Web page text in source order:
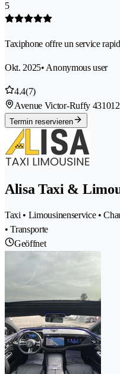
5
Taxiphone offre un service
Okt. 2025• Anonymous user
4.4(7)
Avenue Victor-Ruffy 43
Termin reservieren
Alisa Taxi &
Taxi • Limousinenservice •
• Transporte
Geöffnet